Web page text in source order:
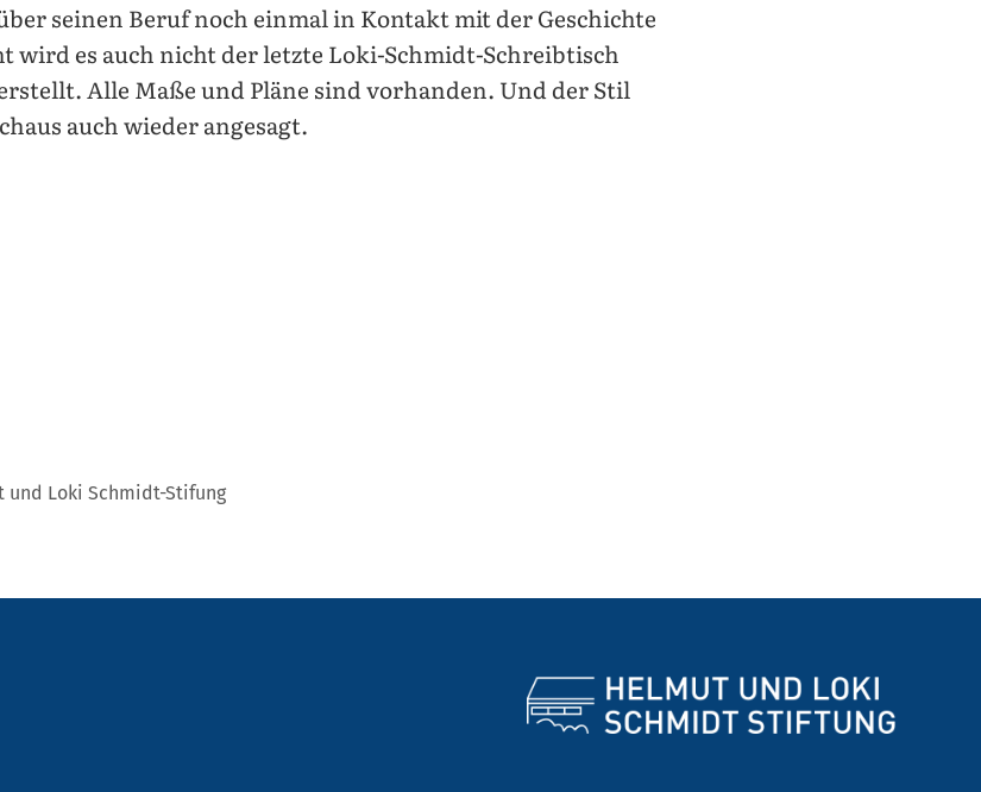
seinen Beruf noch einmal in Kontakt mit der Geschichte
wird es auch nicht der letzte Loki-Schmidt-Schreibtisch
Alle Maße und Pläne sind vorhanden. Und der Stil
auch wieder angesagt.
und Loki Schmidt-Stifung